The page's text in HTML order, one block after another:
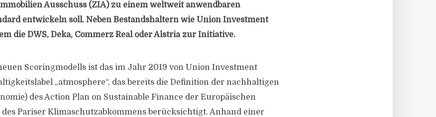
Ausschuss (ZIA) zu einem weltweit anwendbaren
entwickeln soll. Neben Bestandshaltern wie Union Investment
die DWS, Deka, Commerz Real oder Alstria zur Initiative.
Scoringmodells ist das im Jahr 2019 von Union Investment
„atmosphere“, das bereits die Definition der nachhaltigen
des Action Plan on Sustainable Finance der Europäischen
Pariser Klimaschutzabkommens berücksichtigt. Anhand einer